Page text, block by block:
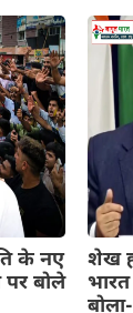
के नए
पर बोले
शेख